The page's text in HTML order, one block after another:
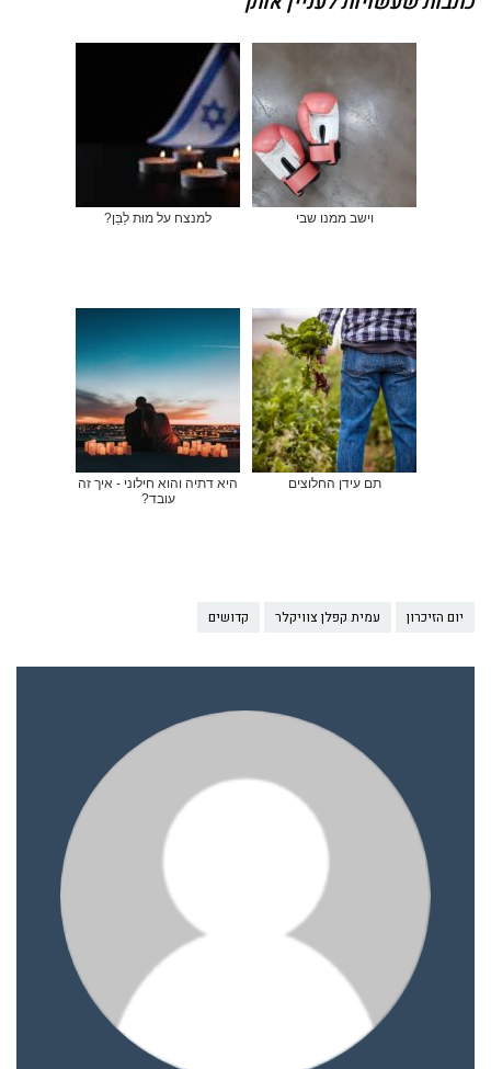
וישב ממנו שבי למנצח על מוּת לַבֵּן?
תם עידן החלוצים
היא דתיה והוא חילוני - איך זה
עובד?
יום הזיכרון עמית קפלן צוויקלר קדושים